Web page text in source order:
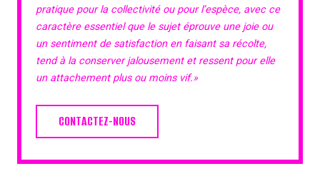
pratique pour la collectivité ou pour l’espèce, avec ce
caractère essentiel que le sujet éprouve une joie ou
un sentiment de satisfaction en faisant sa récolte,
tend à la conserver jalousement et ressent pour elle
un attachement plus ou moins vif.»
CONTACTEZ-NOUS